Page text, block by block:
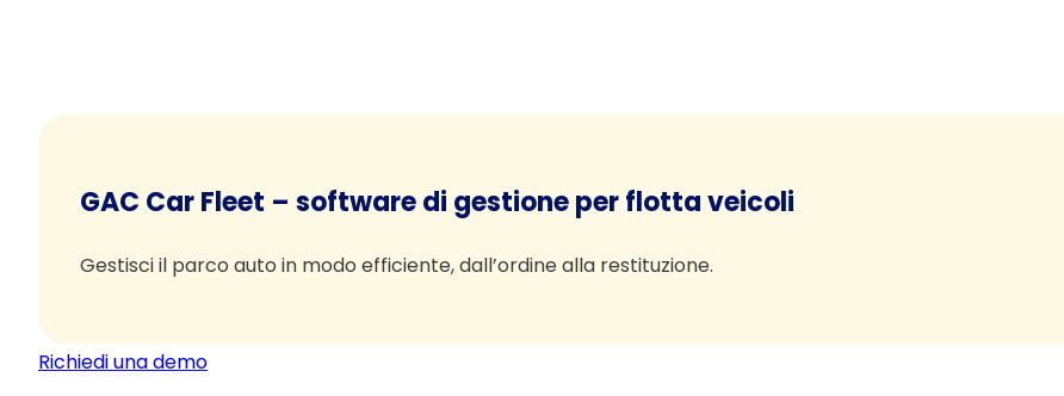
GAC Car Fleet – software di gestione per flotta veicoli
Gestisci il parco auto in modo efficiente, dall’ordine alla restituzione.
Richiedi una demo